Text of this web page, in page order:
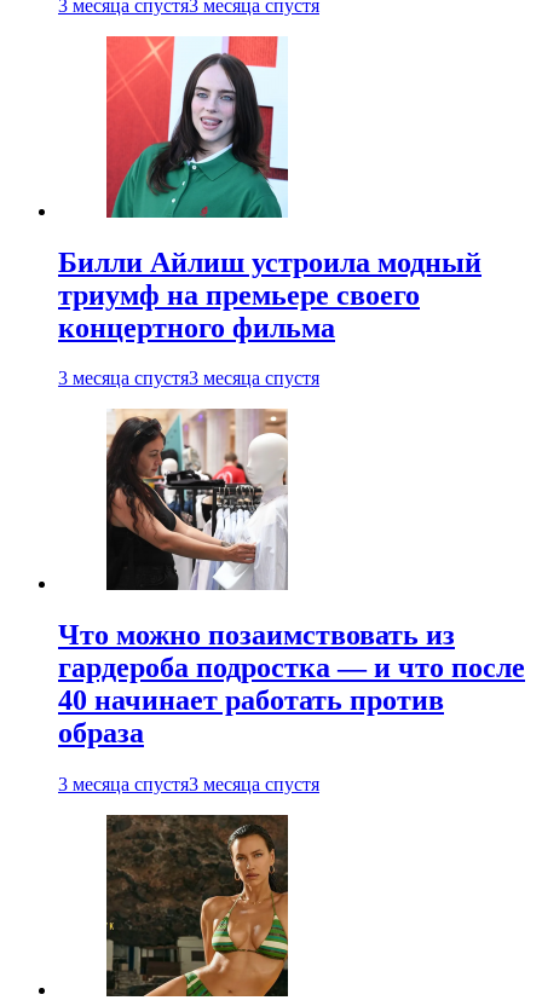
3 месяца спустя3 месяца спустя
Билли Айлиш устроила модный
триумф на премьере своего
концертного фильма
3 месяца спустя3 месяца спустя
Что можно позаимствовать из
гардероба подростка — и что после
40 начинает работать против
образа
3 месяца спустя3 месяца спустя